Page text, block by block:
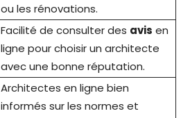
ou les rénovations.
Facilité de consulter des avis en
ligne pour choisir un architecte
avec une bonne réputation.
Architectes en ligne bien
informés sur les normes et